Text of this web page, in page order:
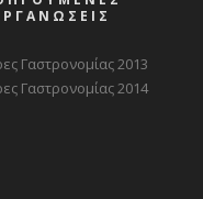
Γαστρονομίας 2013
Γαστρονομίας 2014